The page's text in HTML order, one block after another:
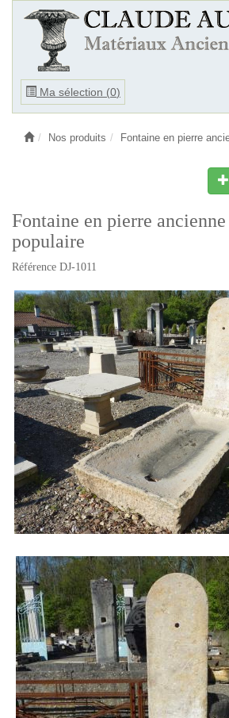
Ma sélection (0)
Ouvrir
le
Nos produits Fontaine en pierre
Fontaine en pierre
populaire
Référence DJ-1011